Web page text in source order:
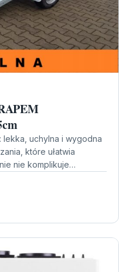
uchylna i wygodna
które ułatwia
nie komplikuje